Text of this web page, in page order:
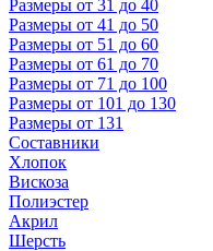
Размеры от 31 до 40
Размеры от 41 до 50
Размеры от 51 до 60
Размеры от 61 до 70
Размеры от 71 до 100
Размеры от 101 до 130
Размеры от 131
Составники
Хлопок
Вискоза
Полиэстер
Акрил
Шерсть